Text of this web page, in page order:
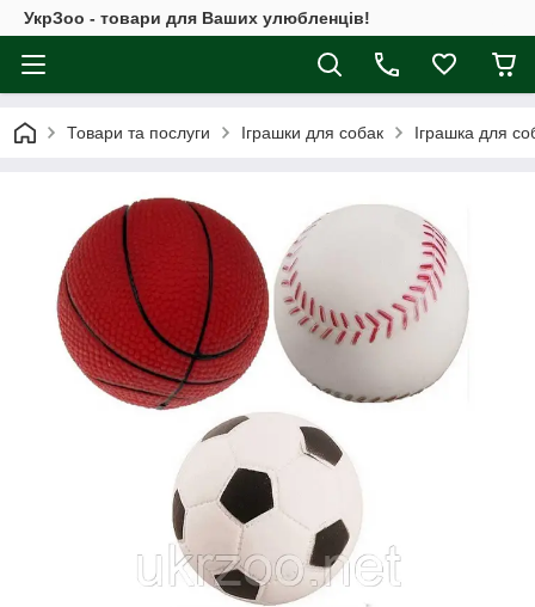
УкрЗоо - товари для Ваших улюбленців!
Товари та послуги Іграшки для собак Іграшка для